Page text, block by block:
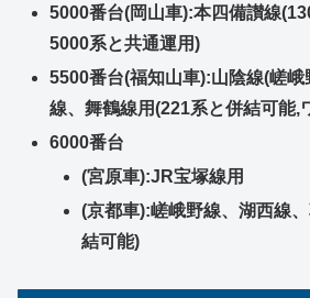
5000番台(岡山車):本四備讃線
5000系と共通運用)
5500番台(福知山車):山陰線(嵯峨
線、舞鶴線用(221系と併結可能,
6000番台
(宮原車):JR宝塚線用
(京都車):嵯峨野線、湖西線
結可能)